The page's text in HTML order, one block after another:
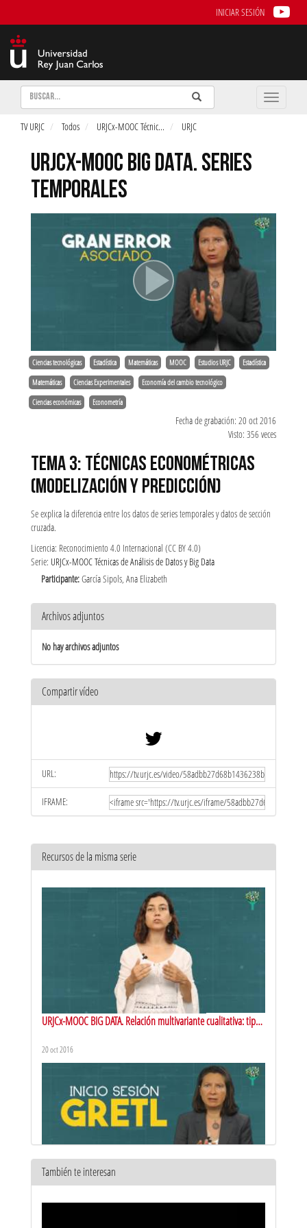
INICIAR SESIÓN
Buscar Enviar
Buscar
Toggle
TV URJC Todos URJCx-MOOC Técnic... URJC
URJCX-MOOC BIG DATA. SERIES
TEMPORALES
Ciencias tecnológicas Estadística Matemáticas MOOC Estudios URJC Estadística
Matemáticas Ciencias Experimentales Economía del cambio tecnológico
Ciencias económicas Econometría
Fecha de grabación: 20 oct 2016
Visto: 356 veces
TEMA 3: TÉCNICAS ECONOMÉTRICAS
(MODELIZACIÓN Y PREDICCIÓN)
Se explica la diferencia entre los datos de series temporales y datos de sección
cruzada.
Licencia: Reconocimiento 4.0 Internacional (CC BY 4.0)
Serie: URJCx-MOOC Técnicas de Análisis de Datos y Big Data
Participante:García Sipols, Ana Elizabeth
Archivos adjuntos
No hay archivos adjuntos
Compartir vídeo
URL:
IFRAME:
Recursos de la misma serie
URJCx-MOOC BIG DATA. Relación multivariante cualitativa: tipos
20 oct 2016
También te interesan